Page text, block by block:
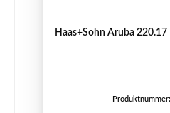
Haas+Sohn Aruba
Produktnummer: